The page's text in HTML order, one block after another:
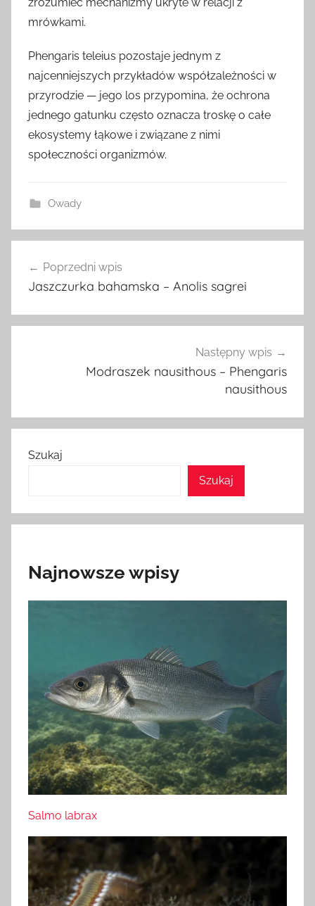
zrozumieć mechanizmy ukryte w relacji z
mrówkami.
Phengaris teleius pozostaje jednym z
najcenniejszych przykładów współzależności w
przyrodzie — jego los przypomina, że ochrona
jednego gatunku często oznacza troskę o całe
ekosystemy łąkowe i związane z nimi
społeczności organizmów.
Owady
wpisu
Poprzedni wpis
Jaszczurka bahamska – Anolis sagrei
Następny wpis
Modraszek nausithous – Phengaris
nausithous
Szukaj
Szukaj
Najnowsze wpisy
Salmo labrax